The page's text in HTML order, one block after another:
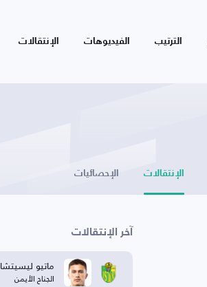
الترتيب الفيديوهات الإنتقالات
الإنتقالات الإحصائيات
آخر الإنتقالات
ماتيو ليسيتشا
الجناح الأيمن